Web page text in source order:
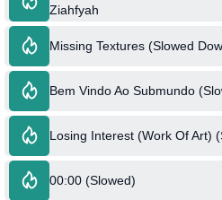
Ziahfyah
Missing Textures (Slowed
Bem Vindo Ao Submundo
Losing Interest (Work Of Art)
00:00 (Slowed)